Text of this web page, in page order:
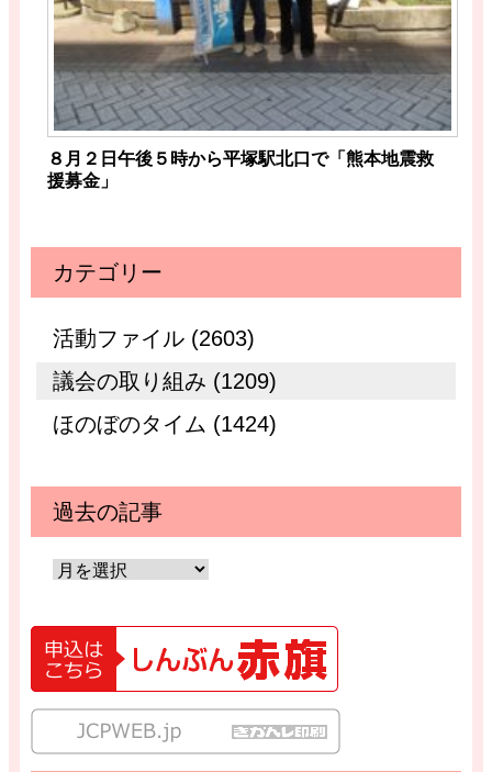
８月２日午後５時から平塚駅北口で「熊本地震救
援募金」
カテゴリー
活動ファイル (2603)
議会の取り組み (1209)
ほのぼのタイム (1424)
過去の記事